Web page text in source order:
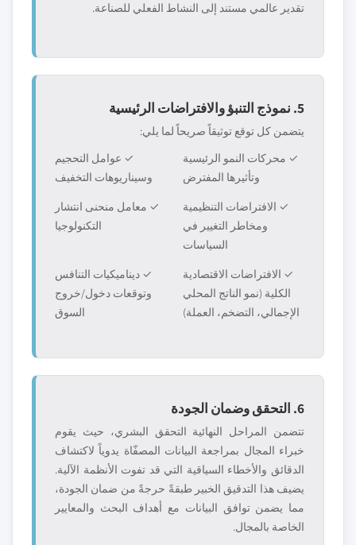
تقدير عالمي مستند إلى النشاط الفعلي للصناعة.
5. نموذج التنبؤ والافتراضات الرئيسية
يتضمن كل توقع توثيقاً صريحاً لما يلي:
✓ محركات النمو الرئيسية
وتأثيرها المفترض
✓ عوامل التحجيم
وسيناريوهات التخفيف
✓ الافتراضات التنظيمية
ومخاطر التغيير في
السياسات
✓ معامل منحنى انتشار
التكنولوجيا
✓ الافتراضات الاقتصادية
الكلية (نمو الناتج المحلي
الإجمالي، التضخم، العملة)
✓ ديناميكيات التنافس
وتوقعات دخول/خروج
السوق
6. التحقق وضمان الجودة
تتضمن المراحل النهائية التحقق البشري، حيث يقوم
خبراء المجال بمراجعة البيانات المصفّاة يدوياً لاكتشاف
الدقائق والأخطاء السياقية التي قد تفوت الأنظمة الآلية.
يضيف هذا التدقيق الخبير طبقةً حرجةً من ضمان الجودة،
مما يضمن توافق البيانات مع أهداف البحث والمعايير
الخاصة بالمجال.